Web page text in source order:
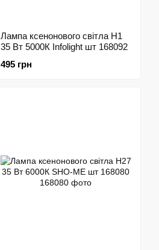
Лампа ксенонового світла H1
35 Вт 5000К Infolight шт 168092
495 грн